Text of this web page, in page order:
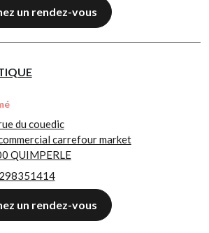
un rendez-vous
du couedic
carrefour market
QUIMPERLE
un rendez-vous